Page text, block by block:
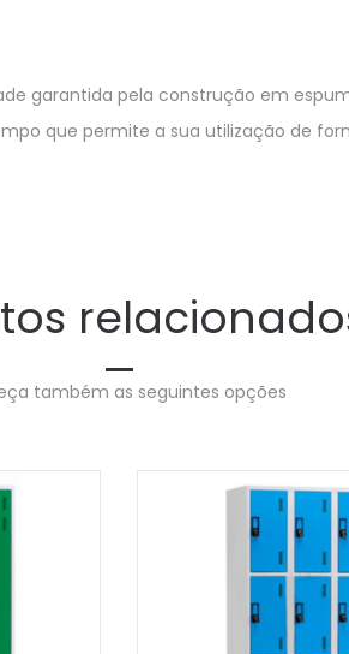
garantida pela construção em
que permite a sua utilização de
também as seguintes opções